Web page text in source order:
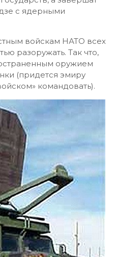
с ядерными
войскам НАТО всех
разоружать. Так что,
оружием
(придется эмиру
командовать).